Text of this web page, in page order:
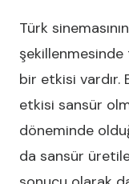
Türk
bir etkisi vardır.
etkisi sansür
döneminde
da sansür